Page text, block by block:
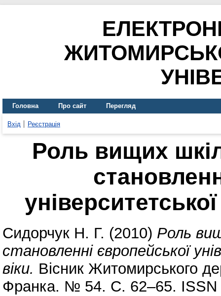
Головна Про сайт Перегляд
Вхід Реєстрація
Роль вищих
Сидорчук Н. Г. (2010) Роль
становленні європейської
віки. Вісник Житомирського
Франка. № 54. С. 62–65. ISSN